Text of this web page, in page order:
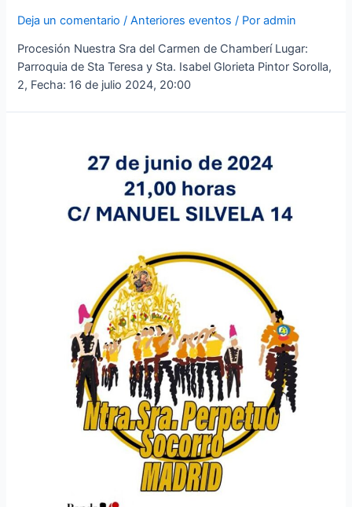
Deja un comentario /Anteriores eventos / Poradmin
Procesión Nuestra Sra del Carmen de Chamberí Lugar:
Parroquia de Sta Teresa y Sta. Isabel Glorieta Pintor Sorolla,
2, Fecha: 16 de julio 2024, 20:00